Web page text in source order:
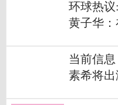
环球热
黄子华
当前信
素希将